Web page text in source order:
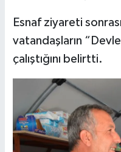
Esnaf ziyareti
vatandaşların
çalıştığını belirtti.